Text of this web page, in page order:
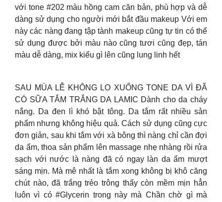
với tone #202 màu hồng cam căn bản, phù hợp và dễ
dàng sử dụng cho người mới bắt đầu makeup Với em
này các nàng đang tập tành makeup cũng tự tin có thể
sử dụng được bởi màu nào cũng tươi cũng đẹp, tán
màu dễ dàng, mix kiểu gì lên cũng lung linh hết
SAU MÙA LỄ KHÔNG LO XUỐNG TONE DA VÌ ĐÃ
CÓ SỮA TẮM TRẮNG DA LAMIC Dành cho da cháy
nắng. Da đen lì khó bật tông. Da tắm rất nhiều sản
phẩm nhưng không hiệu quả. Cách sử dụng cũng cực
đơn giản, sau khi tắm với xà bông thì nàng chỉ cần đợi
da ẩm, thoa sản phẩm lên massage nhẹ nhàng rồi rửa
sạch với nước là nàng đã có ngay làn da ẩm mượt
sáng mịn. Mà mê nhất là tắm xong không bị khô căng
chút nào, đã trắng trẻo trông thấy còn mềm mịn hẳn
luôn vì có #Glycerin trong này mà Chần chờ gì mà